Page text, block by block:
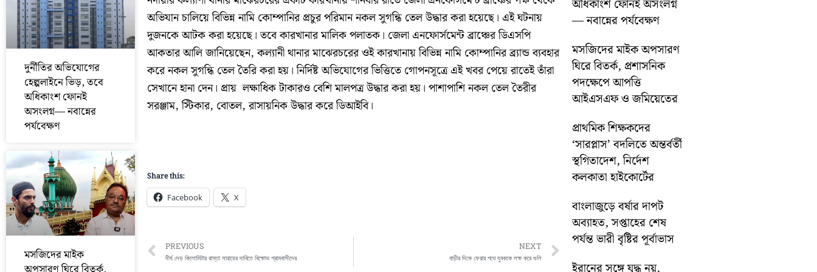
দুর্নীতির অভিযোগের
হেল্পলাইনে ভিড়, তবে
অধিকাংশ ফোনই
অসংলগ্ন— নবান্নের
পর্যবেক্ষণ
মসজিদের মাইক
অভিযান চালিয়ে বিভিন্ন নামি কোম্পানির প্রচুর পরিমান নকল সুগন্ধি তেল উদ্ধার করা হয়েছে। এই ঘটনায়
দুজনকে আটক করা হয়েছে। তবে কারখানার মালিক পলাতক। জেলা এনফোর্সমেন্ট ব্রাঞ্চের ডিএসপি
আকতার আলি জানিয়েছেন, কল্যানী থানার মাঝেরচরের ওই কারখানায় বিভিন্ন নামি কোম্পানির ব্র্যান্ড ব্যবহার
করে নকল সুগন্ধি তেল তৈরি করা হয়। নির্দিষ্ট অভিযোগের ভিত্তিতে গোপনসূত্রে এই খবর পেয়ে রাতেই তাঁরা
সেখানে হানা দেন। প্রায় লক্ষাধিক টাকারও বেশি মালপত্র উদ্ধার করা হয়। পাশাপাশি নকল তেল তৈরীর
সরঞ্জাম, স্টিকার, বোতল, রাসায়নিক উদ্ধার করে ডিআইবি।
Share this:
Facebook X
Prev
PREVIOUS
দীর্ঘ দেড় কিলোমিটার রাস্তা সারায়ের দাবিতে বিক্ষোভ গ্রামবাসীদের
NEXT
বাড়ীর দিকে ফেরার পথে যুবককে লক্ষ করে গুলি Next
অধিকাংশ ফোনই অসংলগ্ন
— নবান্নের পর্যবেক্ষণ
মসজিদের মাইক অপসারণ
ঘিরে বিতর্ক, প্রশাসনিক
পদক্ষেপে আপত্তি
আইএসএফ ও জমিয়েতের
প্রাথমিক শিক্ষকদের
‘সারপ্লাস’ বদলিতে অন্তর্বর্তী
স্থগিতাদেশ, নির্দেশ
কলকাতা হাইকোর্টের
বাংলাজুড়ে বর্ষার দাপট
অব্যাহত, সপ্তাহের শেষ
পর্যন্ত ভারী বৃষ্টির পূর্বাভাস